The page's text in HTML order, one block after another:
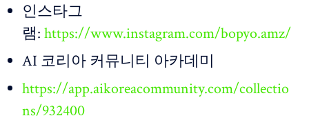
인스타그
램: https://www.instagram.com/bopyo.amz/
AI 코리아 커뮤니티 아카데미
https://app.aikoreacommunity.com/collectio
ns/932400